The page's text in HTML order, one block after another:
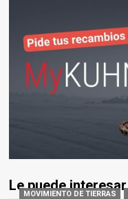
Le puede interesar
MOVIMIENTO DE TIERRAS